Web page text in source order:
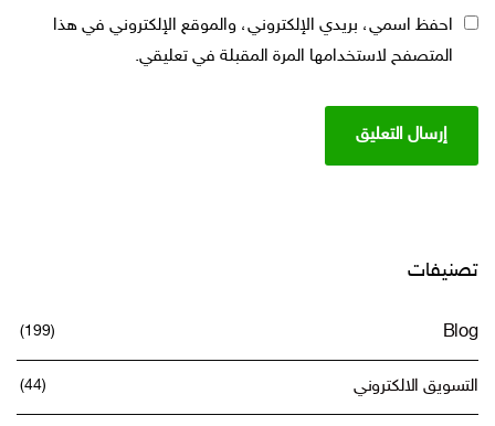
احفظ اسمي، بريدي الإلكتروني، والموقع الإلكتروني في هذا
المتصفح لاستخدامها المرة المقبلة في تعليقي.
تصنيفات
Blog
(199)
التسويق الالكتروني (44)